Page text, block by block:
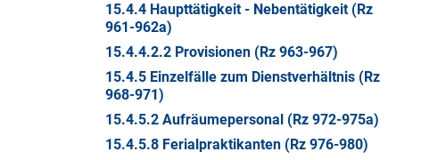
15.4.4 Haupttätigkeit - Nebentätigkeit (Rz
961-962a)
15.4.4.2.2 Provisionen (Rz 963-967)
15.4.5 Einzelfälle zum Dienstverhältnis (Rz
968-971)
15.4.5.2 Aufräumepersonal (Rz 972-975a)
15.4.5.8 Ferialpraktikanten (Rz 976-980)